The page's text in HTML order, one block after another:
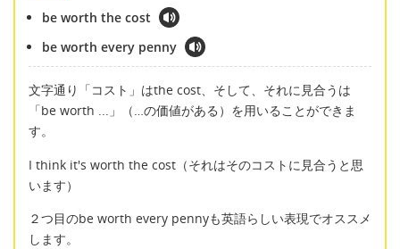
be worth the cost
be worth every penny
文字通り「コスト」はthe cost、そして、それに見合うは
「be worth ...」（…の価値がある）を用いることができま
す。
I think it's worth the cost（それはそのコストに見合うと思
います）
２つ目のbe worth every pennyも英語らしい表現でオススメ
します。